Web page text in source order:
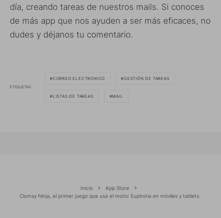
día, creando tareas de nuestros mails. Si conoces
de más app que nos ayuden a ser más eficaces, no
dudes y déjanos tu comentario.
ETIQUETAS
CORREO ELECTRONICO GESTIÓN DE TAREAS
LISTAS DE TAREAS MAIL
Inicio
App Store
Clumsy Ninja, el primer juego que usa el motor Euphoria en móviles y tablets